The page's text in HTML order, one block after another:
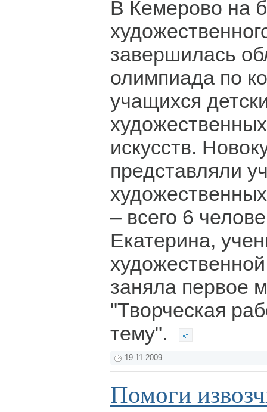
В Кемерово на
завершилась
олимпиада по
учащихся
искусств.
представляли
– всего 6
Екатерина,
заняла первое
"Творческая
тему".
19.11.2009
Помоги